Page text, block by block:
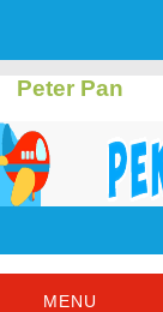
Peter Pan
MENU